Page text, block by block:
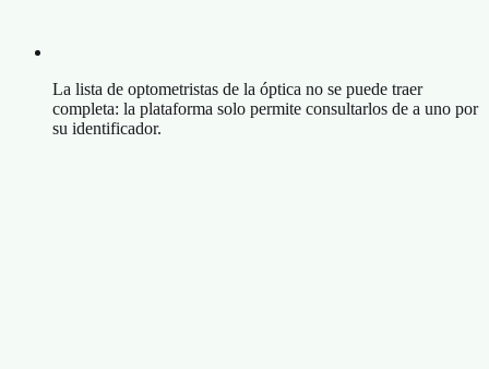
La lista de optometristas de la óptica no se puede traer
completa: la plataforma solo permite consultarlos de a uno por
su identificador.